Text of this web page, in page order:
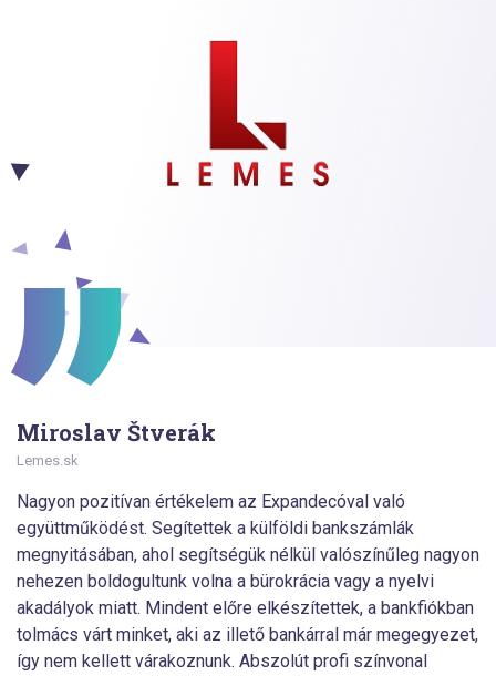
Miroslav Štverák
Lemes.sk
Nagyon pozitívan értékelem az Expandecóval való
együttműködést. Segítettek a külföldi bankszámlák
megnyitásában, ahol segítségük nélkül valószínűleg nagyon
nehezen boldogultunk volna a bürokrácia vagy a nyelvi
akadályok miatt. Mindent előre elkészítettek, a bankfiókban
tolmács várt minket, aki az illető bankárral már megegyezet,
így nem kellett várakoznunk. Abszolút profi színvonal